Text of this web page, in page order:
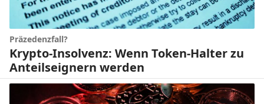
Präzedenzfall?
Krypto-Insolvenz: Wenn Token-Halter zu
Anteilseignern werden